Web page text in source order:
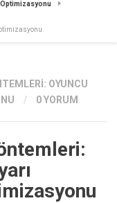
Optimizasyonu
OYUNCU
/ 0 YORUM